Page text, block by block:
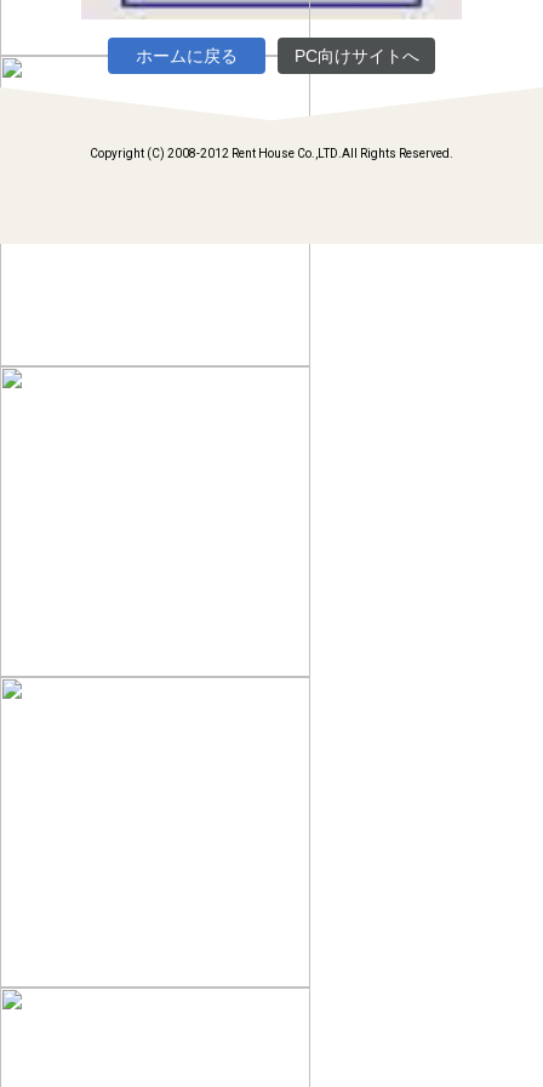
ホームに戻る PC向けサイトへ
Copyright (C) 2008-2012 Rent House Co.,LTD.All Rights Reserved.